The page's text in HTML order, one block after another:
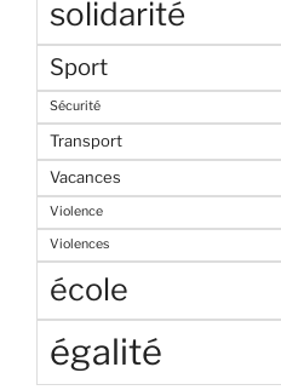
solidarité
Sport
Sécurité
Transport
Vacances
Violence
Violences
école
égalité